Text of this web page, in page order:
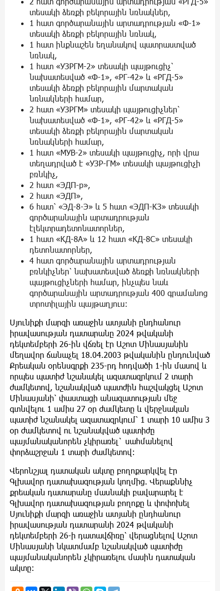
տեսակի ձեռքի բեկորային նռնակներ,
1 հատ գործարանային արտադրության «Փ-1»
տեսակի ձեռքի բեկորային նռնակ,
1 հատ ինքնաշեն եղանակով պատրաստված
նռնակ,
1 հատ «УЗРГМ-2» տեսակի պայթուցիչ՝
նախատեսված «Փ-1», «РГ-42» և «РГД-5»
տեսակի ձեռքի բեկորային մարտական
նռնակների համար,
2 հատ «УЗРГМ» տեսակի պայթուցիչներ՝
նախատեսված «Փ-1», «РГ-42» և «РГД-5»
տեսակի ձեռքի բեկորային մարտական
նռնակների համար,
1 հատ «МУВ-2» տեսակի պայթուցիչ, որի վրա
տեղադրված է «УЗР-ГМ» տեսակի պայթուցիչի
բռնկիչ,
2 հատ «ЭДП-p»,
2 հատ «ЭДП»,
6 հատ՝ «ЭД-8-Э» և 5 հատ «ЭДП-КЗ» տեսակի
գործարանային արտադրության
էլեկտրադետոնատորներ,
1 հատ «КД-8А» և 12 հատ «КД-8C» տեսակի
դետոնատորներ,
4 հատ գործարանային արտադրության
բռնկիչներ՝ նախատեսված ձեռքի նռնակների
պայթուցիչների համար, ինչպես նաև
գործարանային արտադրության 400 գրամանոց
տրոտիլային պայթաղյուս:
Սյունիքի մարզի առաջին ատյանի ընդհանուր
իրավասության դատարանը 2024 թվականի
դեկտեմբերի 26-ին վճռել էր Աշոտ Մինասյանին
մեղավոր ճանաչել 18.04.2003 թվականին ընդունված
Քրեական օրենսգրքի 235-րդ հոդվածի 1-ին մասով և
որպես պատիժ նշանակել ազատազրկում 2 տարի
ժամկետով, նշանակված պատժին հաշվակցել Աշոտ
Մինասյանի՝ փաստացի անազատության մեջ
գտնվելու 1 ամիս 27 օր ժամկետը և վերջնական
պատիժ նշանակել ազատազրկում՝ 1 տարի 10 ամիս 3
օր ժամկետով ու նշանակված պատիժը
պայմանականորեն չկիրառել` սահմանելով
փորձաշրջան 1 տարի ժամկետով։
Վերոնշյալ դատական ակտը բողոքարկվել էր
Գլխավոր դատախազության կողմից. Վերաքննիչ
քրեական դատարանը մասնակի բավարարել է
Գլխավոր դատախազության բողոքը և փոփոխել
Սյունիքի մարզի առաջին ատյանի ընդհանուր
իրավասության դատարանի 2024 թվականի
դեկտեմբերի 26-ի դատավճիռը՝ վերացնելով Աշոտ
Մինասյանի նկատմամբ նշանակված պատիժը
պայմանականորեն չկիրառելու մասին դատական
ակտը: